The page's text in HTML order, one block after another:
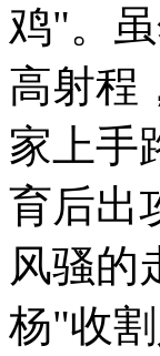
鸡"。
高射程
家上手
育后出
风骚的
杨"收割